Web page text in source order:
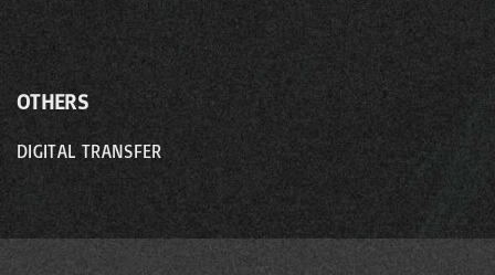
OTHERS
DIGITAL TRANSFER